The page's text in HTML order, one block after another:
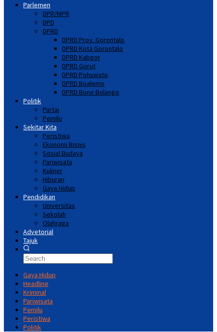
Parlemen
DPR/MPR
DPD
DPRD
DPRD Prov. Gorontalo
DPRD Kota Gorontalo
DPRD Kabgor
DPRD Gorut
DPRD Pohuwato
DPRD Boalemo
DPRD Bone Bolango
Politik
Partai
Pemilu
Sekitar Kita
Peristiwa
Ekonomi Bisnis
Sosial Budaya
Pariwisata
Kuliner
Hiburan
Gaya Hidup
Pendidikan
Universitas
Sekolah
Olahraga
Advetorial
Tajuk
Gaya Hidup
Headline
Kriminal
Pariwisata
Pemilu
Peristiwa
Politik